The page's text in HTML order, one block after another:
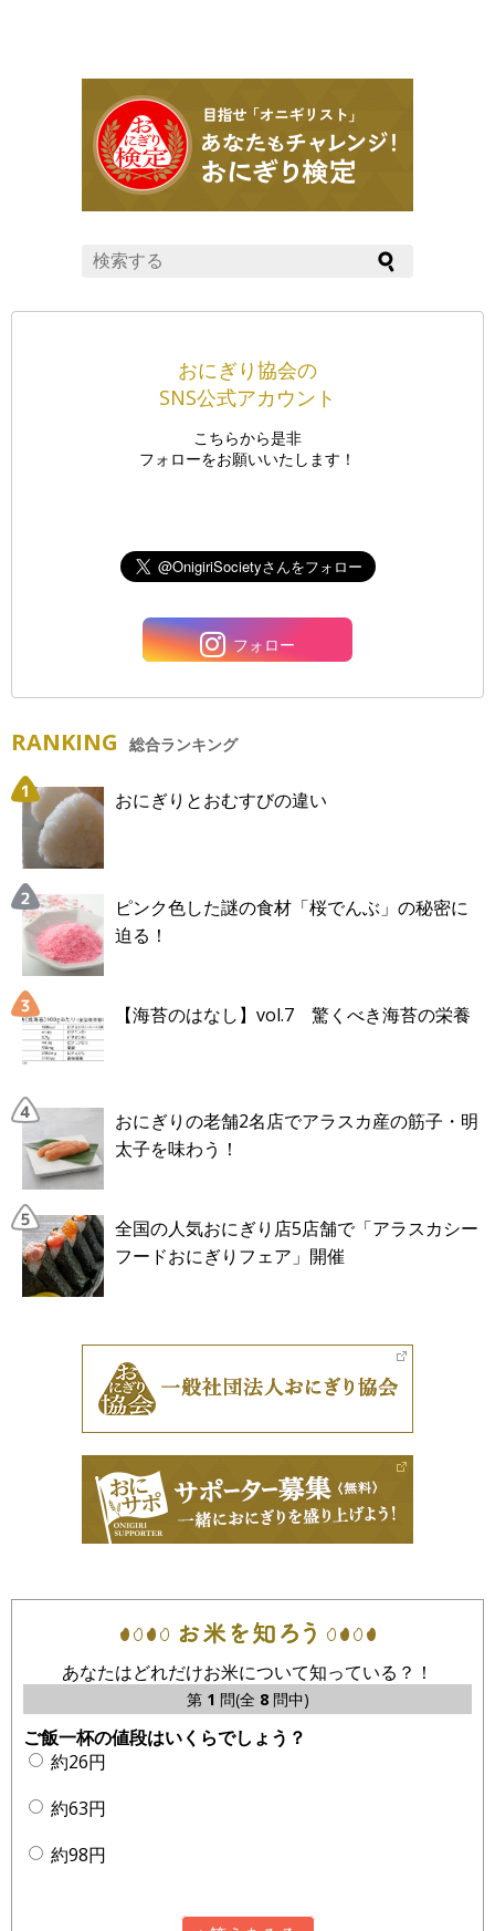
おにぎり協会の
SNS公式アカウント
こちらから是非
フォローをお願いいたします！
フォロー
RANKING 総合ランキング
おにぎりとおむすびの違い
ピンク色した謎の食材「桜でんぶ」の秘密に
迫る！
【海苔のはなし】vol.7 驚くべき海苔の栄養
おにぎりの老舗2名店でアラスカ産の筋子・明
太子を味わう！
全国の人気おにぎり店5店舗で「アラスカシー
フードおにぎりフェア」開催
あなたはどれだけお米について知っている？！
第 1 問(全 8問中)
ご飯一杯の値段はいくらでしょう？
約26円
約63円
約98円